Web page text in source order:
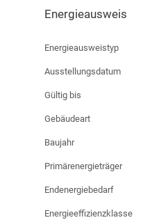
Energieausweis
Energieausweistyp
Ausstellungsdatum
Gültig bis
Gebäudeart
Baujahr
Primärenergieträger
Endenergie­bedarf
Energie­effizienz­klasse